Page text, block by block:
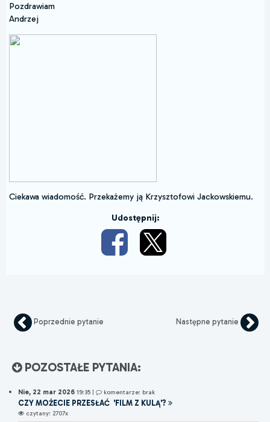
Pozdrawiam
Andrzej
Ciekawa wiadomość. Przekażemy ją Krzysztofowi Jackowskiemu.
Udostępnij:
Poprzednie pytanie Następne pytanie
POZOSTAŁE PYTANIA:
Nie, 22 mar 2026 19:35 | komentarze: brak
CZY MOŻECIE PRZESŁAĆ 'FILM Z KULĄ'?
czytany: 2707x